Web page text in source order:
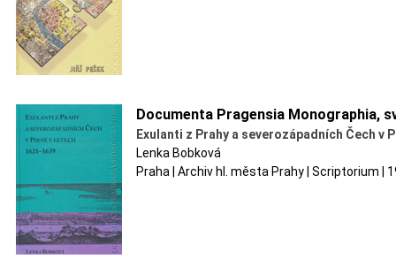
Documenta Pragensia Monographia,
Exulanti z Prahy a severozápadních Čech v
Lenka Bobková
Praha | Archiv hl. města Prahy | Scriptorium |